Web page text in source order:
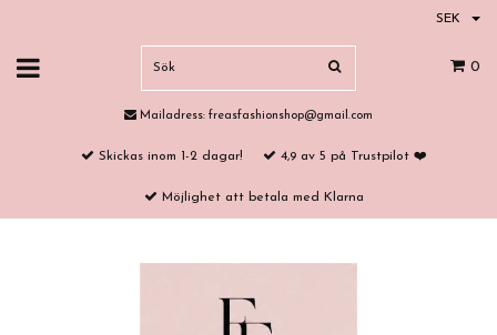
SEK
0
Mailadress: freasfashionshop@gmail.com
Skickas inom 1-2 dagar! 4,9 av 5 på Trustpilot ❤️
Möjlighet att betala med Klarna